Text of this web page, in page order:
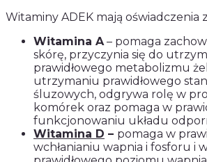
Witaminy ADEK mają oświadczenia
Witamina A – pomaga
skórę, przyczynia się do
prawidłowego metabolizmu
utrzymaniu prawidłowego
śluzowych, odgrywa rolę w
komórek oraz pomaga w
funkcjonowaniu układu
Witamina D – pomaga w
wchłanianiu wapnia i fosforu i